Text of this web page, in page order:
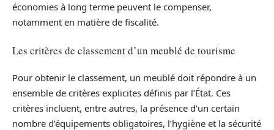
économies à long terme peuvent le compenser,
notamment en matière de fiscalité.
Les critères de classement d’un meublé de tourisme
Pour obtenir le classement, un meublé doit répondre à un
ensemble de critères explicites définis par l’État. Ces
critères incluent, entre autres, la présence d’un certain
nombre d’équipements obligatoires, l’hygiène et la sécurité